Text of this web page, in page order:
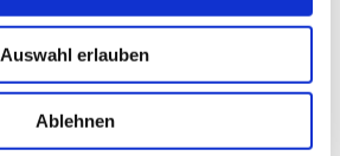
Auswahl erlauben
Ablehnen